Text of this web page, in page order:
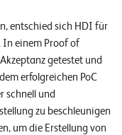
entschied sich HDI für
einem Proof of
getestet und
erfolgreichen PoC
schnell und
zu beschleunigen
um die Erstellung von